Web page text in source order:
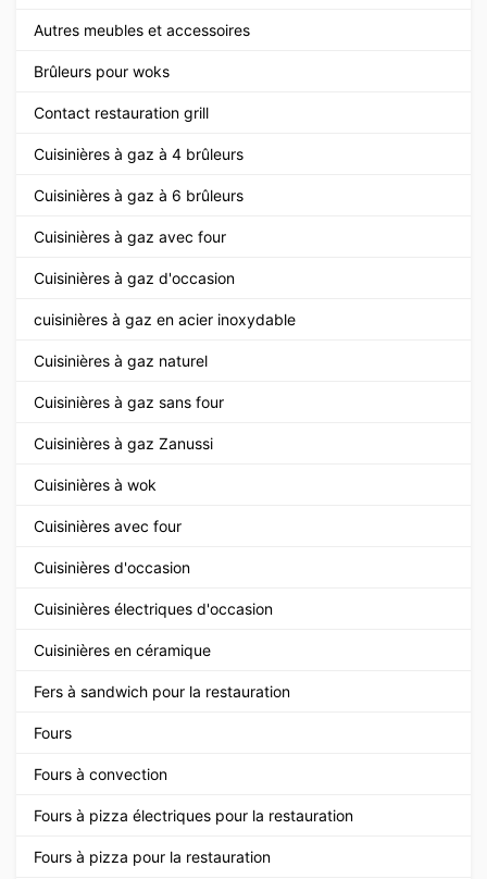
Autres meubles et accessoires
Brûleurs pour woks
Contact restauration grill
Cuisinières à gaz à 4 brûleurs
Cuisinières à gaz à 6 brûleurs
Cuisinières à gaz avec four
Cuisinières à gaz d'occasion
cuisinières à gaz en acier inoxydable
Cuisinières à gaz naturel
Cuisinières à gaz sans four
Cuisinières à gaz Zanussi
Cuisinières à wok
Cuisinières avec four
Cuisinières d'occasion
Cuisinières électriques d'occasion
Cuisinières en céramique
Fers à sandwich pour la restauration
Fours
Fours à convection
Fours à pizza électriques pour la restauration
Fours à pizza pour la restauration